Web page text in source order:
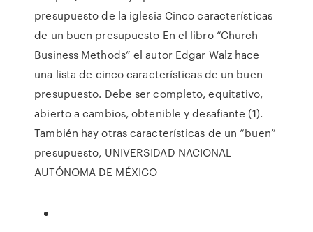
presupuesto de la iglesia Cinco características
de un buen presupuesto En el libro “Church
Business Methods” el autor Edgar Walz hace
una lista de cinco características de un buen
presupuesto. Debe ser completo, equitativo,
abierto a cambios, obtenible y desafiante (1).
También hay otras características de un “buen”
presupuesto, UNIVERSIDAD NACIONAL
AUTÓNOMA DE MÉXICO